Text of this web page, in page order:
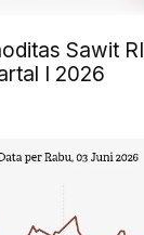
Sawit RI
I 2026